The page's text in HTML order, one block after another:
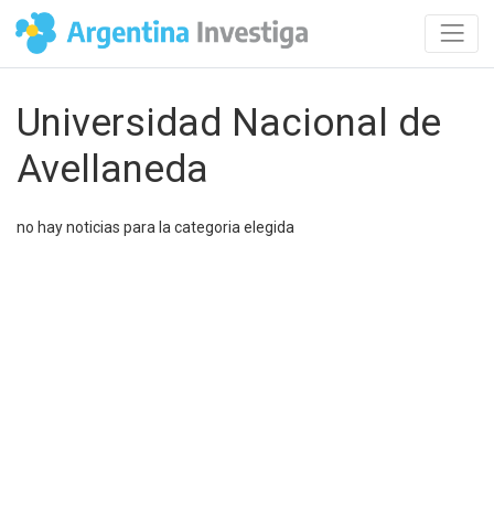
Universidad Nacional de
Avellaneda
no hay noticias para la categoria elegida